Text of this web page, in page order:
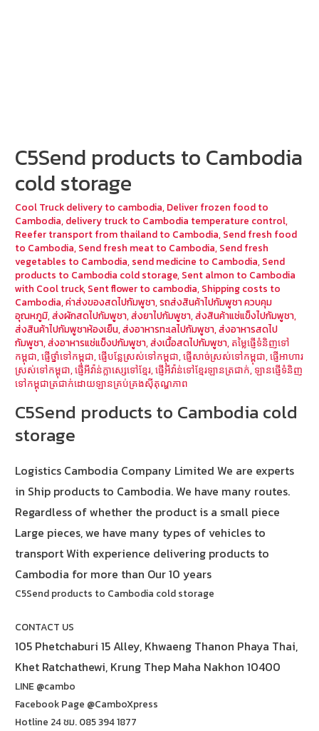
C5Send products to Cambodia
cold storage
Cool Truck delivery to cambodia, Deliver frozen food to
Cambodia, delivery truck to Cambodia temperature control,
Reefer transport from thailand to Cambodia, Send fresh food
to Cambodia, Send fresh meat to Cambodia, Send fresh
vegetables to Cambodia, send medicine to Cambodia, Send
products to Cambodia cold storage, Sent almon to Cambodia
with Cool truck, Sent flower to cambodia, Shipping costs to
Cambodia,ค่าส่งของสดไปกัมพูชา,รถส่งสินค้าไปกัมพูชา ควบคุม
อุณหภูมิ,ส่งผักสดไปกัมพูชา,ส่งยาไปกัมพูชา,ส่งสินค้าแช่แข็งไปกัมพูชา,
ส่งสินค้าไปกัมพูชาห้องเย็น,ส่งอาหารทะเลไปกัมพูชา,ส่งอาหารสดไป
กัมพูชา,ส่งอาหารแช่แข็งปกัมพูชา,ส่งเนื้อสดไปกัมพูชา, តម្លៃផ្ញើទំនិញទៅ
កម្ពុជា,ផ្ញើថ្នាំទៅកម្ពុជា,ផ្ញើបន្លែស្រស់ទៅកម្ពុជា,ផ្ញើសាច់ស្រស់ទៅកម្ពុជា,ផ្ញើអាហារ
ស្រស់ទៅកម្ពុជា,ផ្ញើអីវ៉ាន់ក្លាស្សេទៅខ្មែរ,ផ្ញើអីវ៉ាន់ទៅខ្មែរឡានត្រជាក់, ឡានផ្ញើទំនិញ
ទៅកម្ពុជាត្រជាក់ដោយឡានគ្រប់គ្រងស៊ីតុណ្ហភាព
C5Send products to Cambodia cold
storage
Logistics Cambodia Company Limited We are experts
in Ship products to Cambodia. We have many routes.
Regardless of whether the product is a small piece
Large pieces, we have many types of vehicles to
transport With experience delivering products to
Cambodia for more than Our 10 years
C5Send products to Cambodia cold storage
CONTACT US
105 Phetchaburi 15 Alley, Khwaeng Thanon Phaya Thai,
Khet Ratchathewi, Krung Thep Maha Nakhon 10400
LINE @cambo
Facebook Page @CamboXpress
Hotline 24 ชม. 085 394 1877